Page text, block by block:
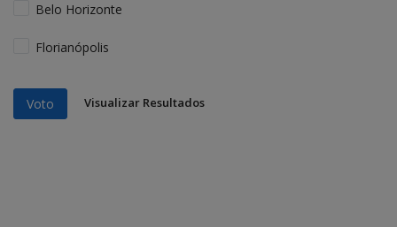
Belo Horizonte
Florianópolis
Voto Visualizar Resultados